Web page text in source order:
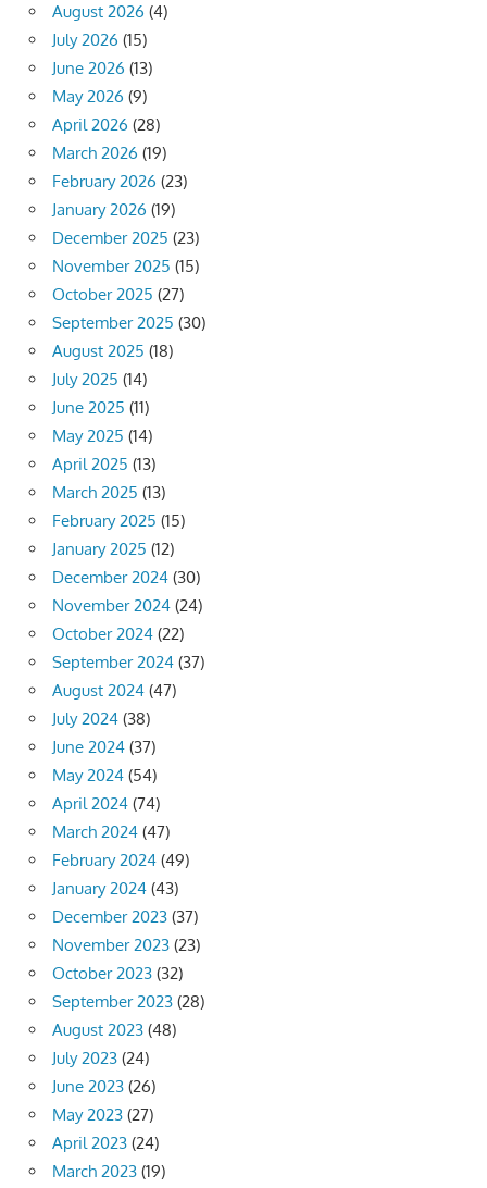
August 2026 (4)
July 2026 (15)
June 2026 (13)
May 2026 (9)
April 2026 (28)
March 2026 (19)
February 2026 (23)
January 2026 (19)
December 2025 (23)
November 2025 (15)
October 2025 (27)
September 2025 (30)
August 2025 (18)
July 2025 (14)
June 2025 (11)
May 2025 (14)
April 2025 (13)
March 2025 (13)
February 2025 (15)
January 2025 (12)
December 2024 (30)
November 2024 (24)
October 2024 (22)
September 2024 (37)
August 2024 (47)
July 2024 (38)
June 2024 (37)
May 2024 (54)
April 2024 (74)
March 2024 (47)
February 2024 (49)
January 2024 (43)
December 2023 (37)
November 2023 (23)
October 2023 (32)
September 2023 (28)
August 2023 (48)
July 2023 (24)
June 2023 (26)
May 2023 (27)
April 2023 (24)
March 2023 (19)